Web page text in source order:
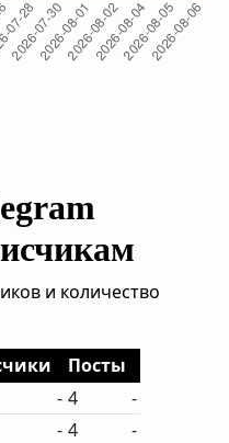
и количество
Посты
- 4
-
- 4
-